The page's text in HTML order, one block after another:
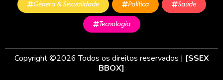
Gênero & Sexualidade Política Saúde
Tecnologia
Copyright ©2026 Todos os direitos reservados | [SSEX
BBOX]